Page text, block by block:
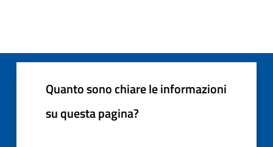
Quanto sono chiare le informazioni
su questa pagina?